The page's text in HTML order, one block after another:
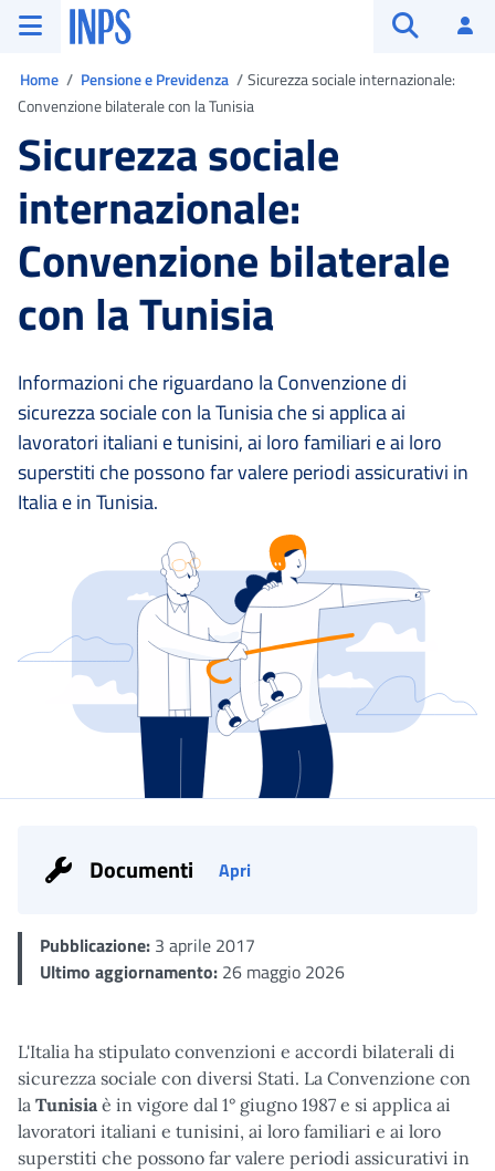
Vai al menu principale
Vai al contenuto principale
Vai al pie' di pagina
INPS ()
Home Pensione e Previdenza
Sicurezza sociale internazionale:
Convenzione bilaterale con la Tunisia
Sicurezza sociale
internazionale:
Convenzione bilaterale
con la Tunisia
Informazioni che riguardano la Convenzione di
sicurezza sociale con la Tunisia che si applica ai
lavoratori italiani e tunisini, ai loro familiari e ai loro
superstiti che possono far valere periodi assicurativi in
Italia e in Tunisia.
Dettaglio
Pubblicazione: 3 aprile 2017
Ultimo aggiornamento: 26 maggio 2026
L'Italia ha stipulato convenzioni e accordi bilaterali di
sicurezza sociale con diversi Stati. La Convenzione con
la Tunisia è in vigore dal 1° giugno 1987 e si applica ai
lavoratori italiani e tunisini, ai loro familiari e ai loro
superstiti che possono far valere periodi assicurativi in
Documenti Apri